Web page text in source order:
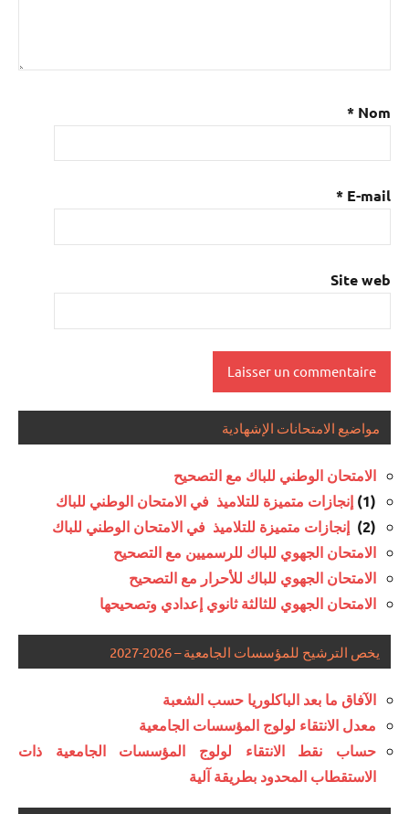
Nom
*
E-mail
*
Site web
مواضيع الامتحانات الإشهادية
الامتحان الوطني للباك مع التصحيح
(1)
إنجازات متميزة للتلاميذ في الامتحان الوطني للباك
(2)
إنجازات متميزة للتلاميذ في الامتحان الوطني للباك
الامتحان الجهوي للباك للرسميين مع التصحيح
الامتحان الجهوي للباك للأحرار مع التصحيح
الامتحان الجهوي للثالثة ثانوي إعدادي وتصحيحها
يخص الترشيح للمؤسسات الجامعية – 2026-2027
الآفاق ما بعد الباكلوريا حسب الشعبة
معدل الانتقاء لولوج المؤسسات الجامعية
حساب نقط الانتقاء لولوج المؤسسات الجامعية ذات
الاستقطاب المحدود بطريقة آلية